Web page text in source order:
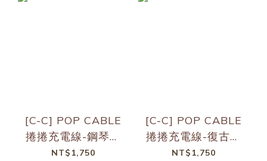
[C-C] POP CABLE
捲捲充電線-鋼琴黑
2入組(短+長)
NT$1,750
[C-C] POP CABLE
捲捲充電線-復古橘
2入組(短+長)
NT$1,750